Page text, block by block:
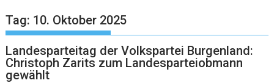
Tag: 10. Oktober 2025
Landesparteitag der Volkspartei Burgenland:
Christoph Zarits zum Landesparteiobmann
gewählt